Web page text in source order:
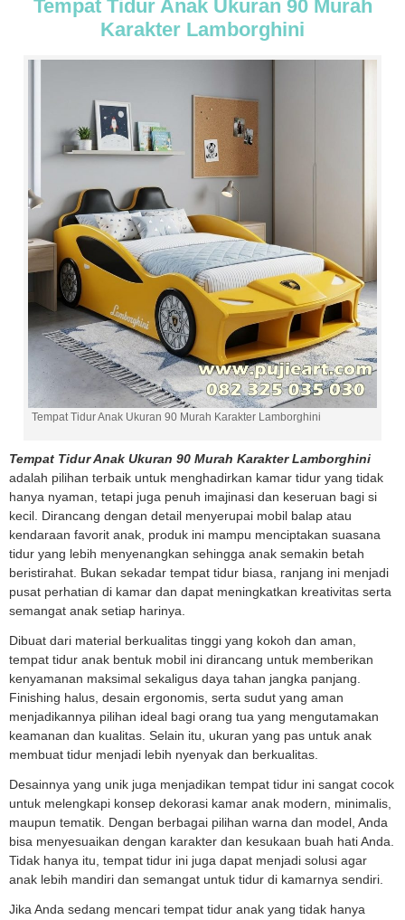
Tempat Tidur Anak Ukuran 90 Murah
Karakter Lamborghini
Tempat Tidur Anak Ukuran 90 Murah Karakter Lamborghini
Tempat Tidur Anak Ukuran 90 Murah Karakter Lamborghini
adalah pilihan terbaik untuk menghadirkan kamar tidur yang tidak
hanya nyaman, tetapi juga penuh imajinasi dan keseruan bagi si
kecil. Dirancang dengan detail menyerupai mobil balap atau
kendaraan favorit anak, produk ini mampu menciptakan suasana
tidur yang lebih menyenangkan sehingga anak semakin betah
beristirahat. Bukan sekadar tempat tidur biasa, ranjang ini menjadi
pusat perhatian di kamar dan dapat meningkatkan kreativitas serta
semangat anak setiap harinya.
Dibuat dari material berkualitas tinggi yang kokoh dan aman,
tempat tidur anak bentuk mobil ini dirancang untuk memberikan
kenyamanan maksimal sekaligus daya tahan jangka panjang.
Finishing halus, desain ergonomis, serta sudut yang aman
menjadikannya pilihan ideal bagi orang tua yang mengutamakan
keamanan dan kualitas. Selain itu, ukuran yang pas untuk anak
membuat tidur menjadi lebih nyenyak dan berkualitas.
Desainnya yang unik juga menjadikan tempat tidur ini sangat cocok
untuk melengkapi konsep dekorasi kamar anak modern, minimalis,
maupun tematik. Dengan berbagai pilihan warna dan model, Anda
bisa menyesuaikan dengan karakter dan kesukaan buah hati Anda.
Tidak hanya itu, tempat tidur ini juga dapat menjadi solusi agar
anak lebih mandiri dan semangat untuk tidur di kamarnya sendiri.
Jika Anda sedang mencari tempat tidur anak yang tidak hanya